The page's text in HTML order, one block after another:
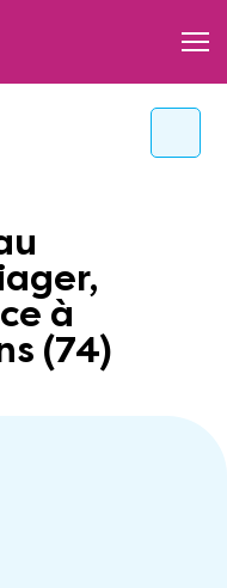
à
(74)